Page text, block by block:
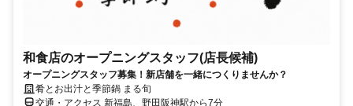
和食店のオープニングスタッフ(店長候補)
オープニングスタッフ募集！新店舗を一緒につくりませんか？
肴とお出汁と季節鍋 まる旬
交通・アクセス 新福島、野田阪神駅から7分